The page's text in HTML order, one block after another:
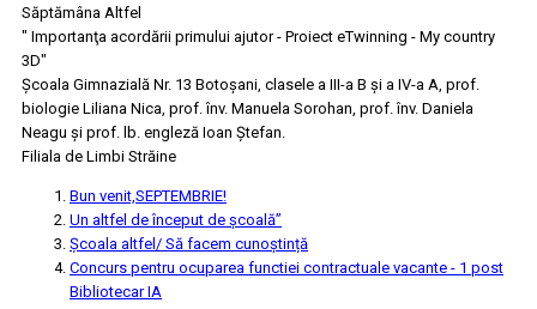
Săptămâna Altfel
" Importanţa acordării primului ajutor - Proiect eTwinning - My country
3D"
Şcoala Gimnazială Nr. 13 Botoşani, clasele a III-a B şi a IV-a A, prof.
biologie Liliana Nica, prof. înv. Manuela Sorohan, prof. înv. Daniela
Neagu şi prof. lb. engleză Ioan Ştefan.
Filiala de Limbi Străine
Bun venit,SEPTEMBRIE!
Un altfel de început de școală”
Școala altfel/ Să facem cunoștință
Concurs pentru ocuparea functiei contractuale vacante - 1 post
Bibliotecar IA